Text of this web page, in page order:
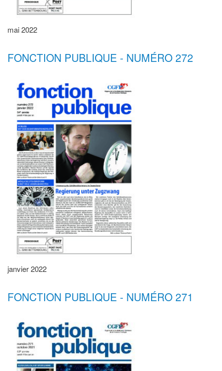
mai 2022
FONCTION PUBLIQUE - NUMÉRO 272
janvier 2022
FONCTION PUBLIQUE - NUMÉRO 271